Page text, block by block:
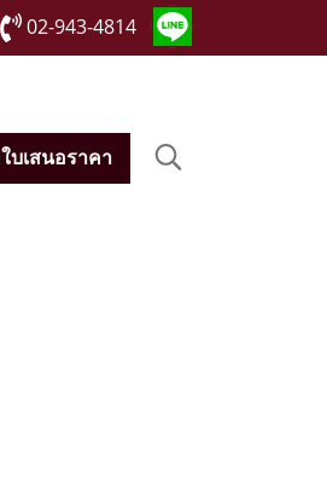
02-943-4814
บเสนอราคา